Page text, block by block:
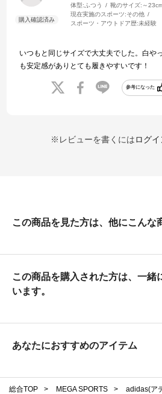
体型: ふつう 靴のサイズ: ～
現在実施のスポーツ:その他
スポーツ・アウトドア歴:未経験
いつもと同じサイズで大丈夫でした。白や
も安定感がありとても履きやすいです！
参考になった
※レビューを書くにはログイ
この商品を見た方は、他にこんな
この商品を購入された方は、一緒
います。
あなたにおすすめのアイテム
総合TOP > MEGA SPORTS >
adidas(ア